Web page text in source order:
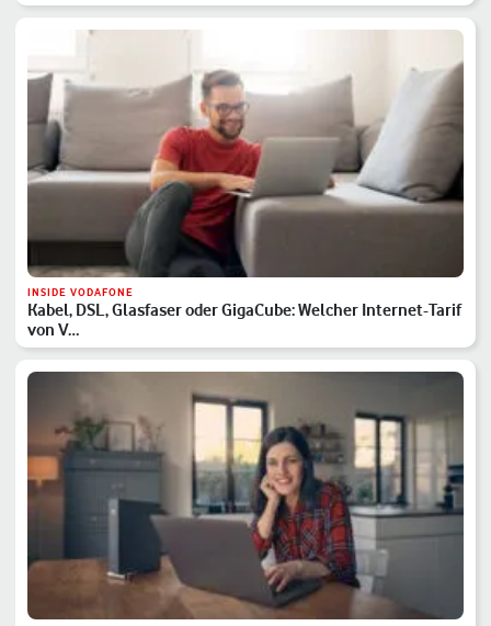
INSIDE VODAFONE
Kabel, DSL, Glasfaser oder GigaCube: Welcher Internet-Tarif
von V…